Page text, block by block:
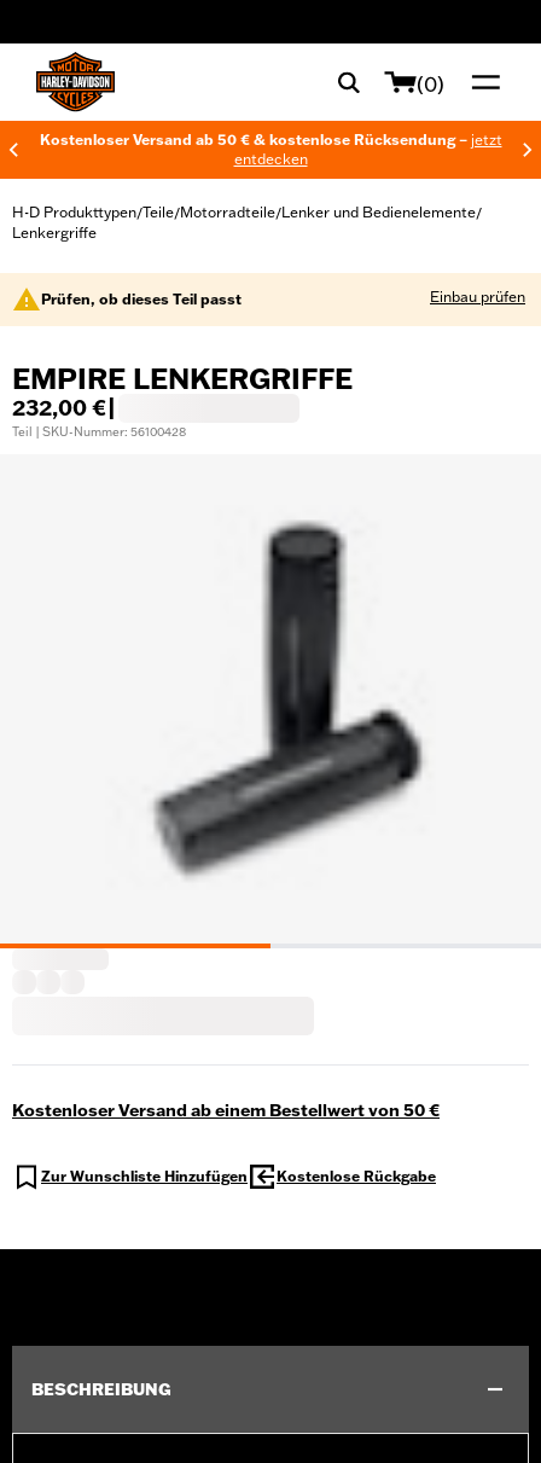
(0)
Kostenloser Versand ab 50 € & kostenlose Rücksendung – jetzt
entdecken
H-D Produkttypen/Teile/Motorradteile/Lenker und Bedienelemente/
Lenkergriffe
Prüfen, ob dieses Teil passt Einbau prüfen
EMPIRE LENKERGRIFFE
232,00 €
Teil | SKU-Nummer: 56100428
Kostenloser Versand ab einem Bestellwert von 50 €
Zur Wunschliste Hinzufügen Kostenlose Rückgabe
BESCHREIBUNG